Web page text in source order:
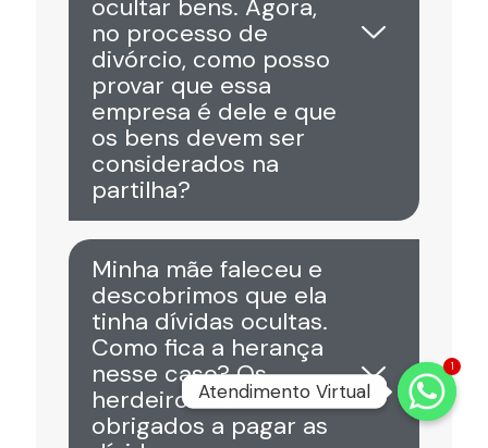
ocultar bens. Agora,
no processo de
divórcio, como posso
provar que essa
empresa é dele e que
os bens devem ser
considerados na
partilha?
Minha mãe faleceu e
descobrimos que ela
tinha dívidas ocultas.
Como fica a herança
nesse caso? Os
herdeiros são
obrigados a pagar as
1
Atendimento Virtual
Atendimento Virtual